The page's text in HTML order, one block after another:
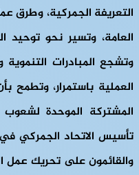
التعريفة الجمركية، وطرق
العامة، وتسير نحو توحيد
وتشجع المبادرات
العملية باستمرار، وتطمح
المشتركة الموحدة
والقائمون على تحريك عمل